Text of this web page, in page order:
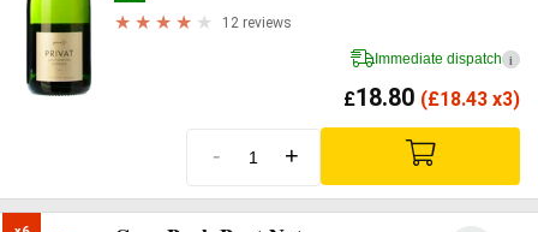
12 reviews
Immediate dispatch i
£18.80 (£18.43 x3)
- +